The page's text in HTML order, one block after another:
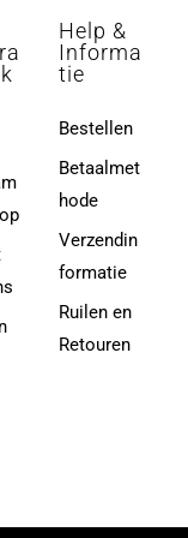
Help &
Informa
tie
Bestellen
Betaalmet
hode
Verzendin
formatie
Ruilen en
Retouren